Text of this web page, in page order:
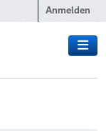
Anmelden